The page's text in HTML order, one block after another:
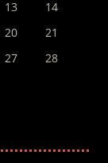
13
14
20
21
27
28